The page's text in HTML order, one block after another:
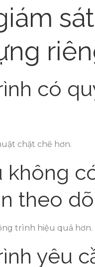
sát
có
chặt chẽ hơn.
không
theo
trình hiệu quả hơn.
yêu